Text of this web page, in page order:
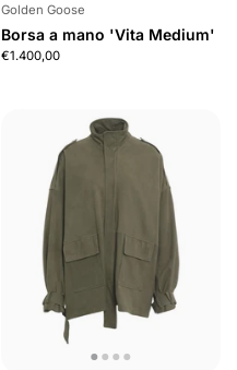
Golden Goose
Borsa a mano 'Vita Medium'
€1.400,00